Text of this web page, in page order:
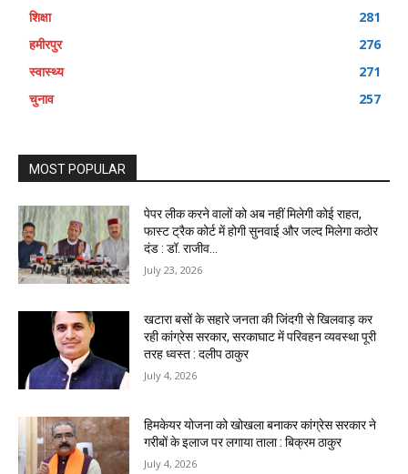
शिक्षा
281
हमीरपुर
276
स्वास्थ्य
271
चुनाव
257
MOST POPULAR
पेपर लीक करने वालों को अब नहीं मिलेगी कोई राहत,
फास्ट ट्रैक कोर्ट में होगी सुनवाई और जल्द मिलेगा कठोर
दंड : डॉ. राजीव...
July 23, 2026
खटारा बसों के सहारे जनता की जिंदगी से खिलवाड़ कर
रही कांग्रेस सरकार, सरकाघाट में परिवहन व्यवस्था पूरी
तरह ध्वस्त : दलीप ठाकुर
July 4, 2026
हिमकेयर योजना को खोखला बनाकर कांग्रेस सरकार ने
गरीबों के इलाज पर लगाया ताला : बिक्रम ठाकुर
July 4, 2026